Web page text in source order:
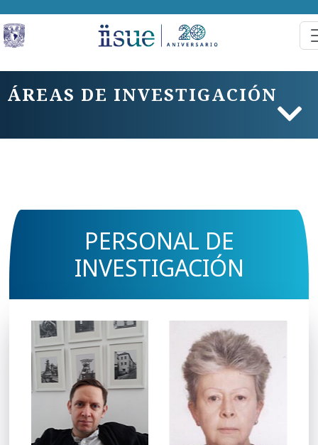
ÁREAS DE INVESTIGACIÓN
PERSONAL DE
INVESTIGACIÓN